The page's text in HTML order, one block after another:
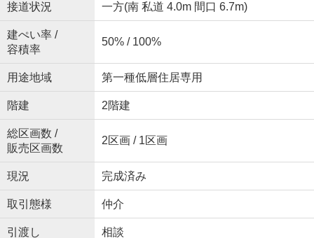
接道状況 一方(南 私道 4.0m 間口 6.7m)
建ぺい率 /
容積率
50% / 100%
用途地域 第一種低層住居専用
階建 2階建
総区画数 /
販売区画数
2区画 / 1区画
現況 完成済み
取引態様 仲介
引渡し 相談